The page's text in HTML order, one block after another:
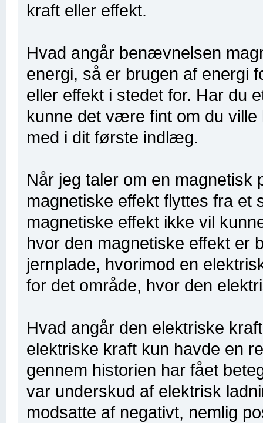
kraft eller effekt.
Hvad angår benævnelsen
energi, så er brugen af energi
eller effekt i stedet for. Har du
kunne det være fint om du
med i dit første indlæg.
Når jeg taler om en magnetisk
magnetiske effekt flyttes fra et
magnetiske effekt ikke vil
hvor den magnetiske effekt er
jernplade, hvorimod en
for det område, hvor den
Hvad angår den elektriske
elektriske kraft kun havde en
gennem historien har fået
var underskud af elektrisk
modsatte af negativt, nemlig